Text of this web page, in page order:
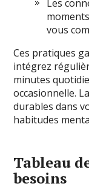
Les
vous
Ces pratiques
intégrez
minutes
occasionnelle.
durables dans
habitudes
Tableau
besoins